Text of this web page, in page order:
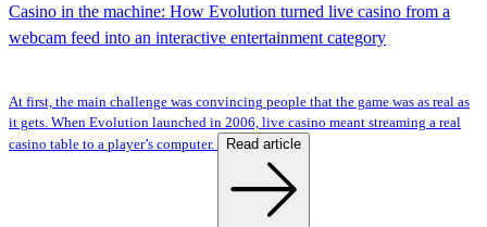
Casino in the machine: How Evolution turned live casino from a
webcam feed into an interactive entertainment category
At first, the main challenge was convincing people that the game was as real as
it gets. When Evolution launched in 2006, live casino meant streaming a real
casino table to a player’s computer.
Read article